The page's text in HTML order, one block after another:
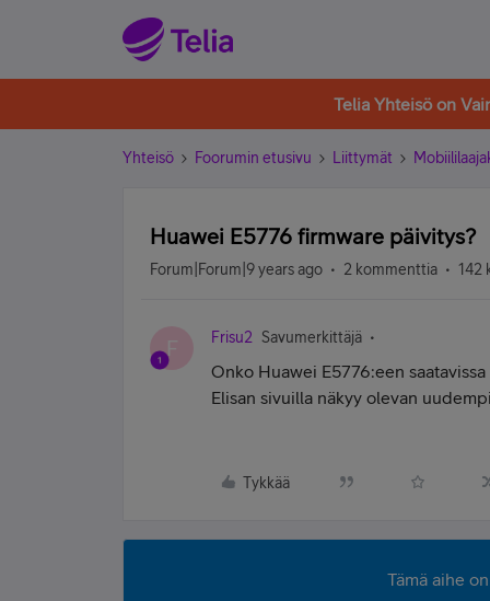
Telia Yhteisö on
Yhteisö Foorumin etusivu Liittymät
Huawei E5776 firmware päivitys?
Forum|Forum|9 years ago 2 kommenttia 142
F Frisu2 Savumerkittäjä
Onko Huawei E5776:een
Elisan sivuilla näkyy olevan
Tykkää
Tämä aihe